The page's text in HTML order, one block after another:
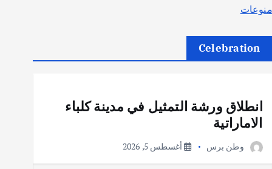
منوعات
Celebration
انطلاق ورشة التمثيل في مدينة كلباء
الاماراتية
وطن برس أغسطس 5, 2026